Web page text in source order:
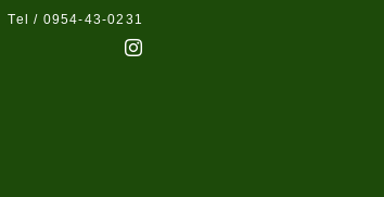
Tel / 0954-43-0231